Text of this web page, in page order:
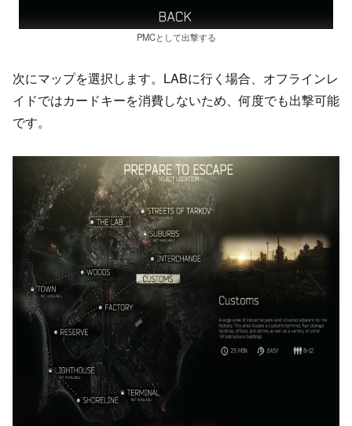
PMCとして出撃する
次にマップを選択します。LABに行く場合、オフラインレ
イドではカードキーを消費しないため、何度でも出撃可能
です。